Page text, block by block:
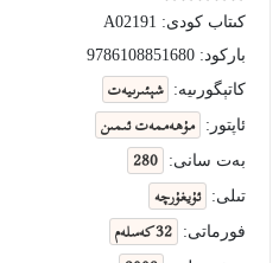
كىتاب كودى: A02191
باركود: 9786108851680
كاتېگورىيە:
شېئىرىيەت
ئاپتور: مۇھەممەت ئىمىن
بەت سانى: 280
تىلى: ئۇيغۇرچە
فورماتى: 32 كەسلەم